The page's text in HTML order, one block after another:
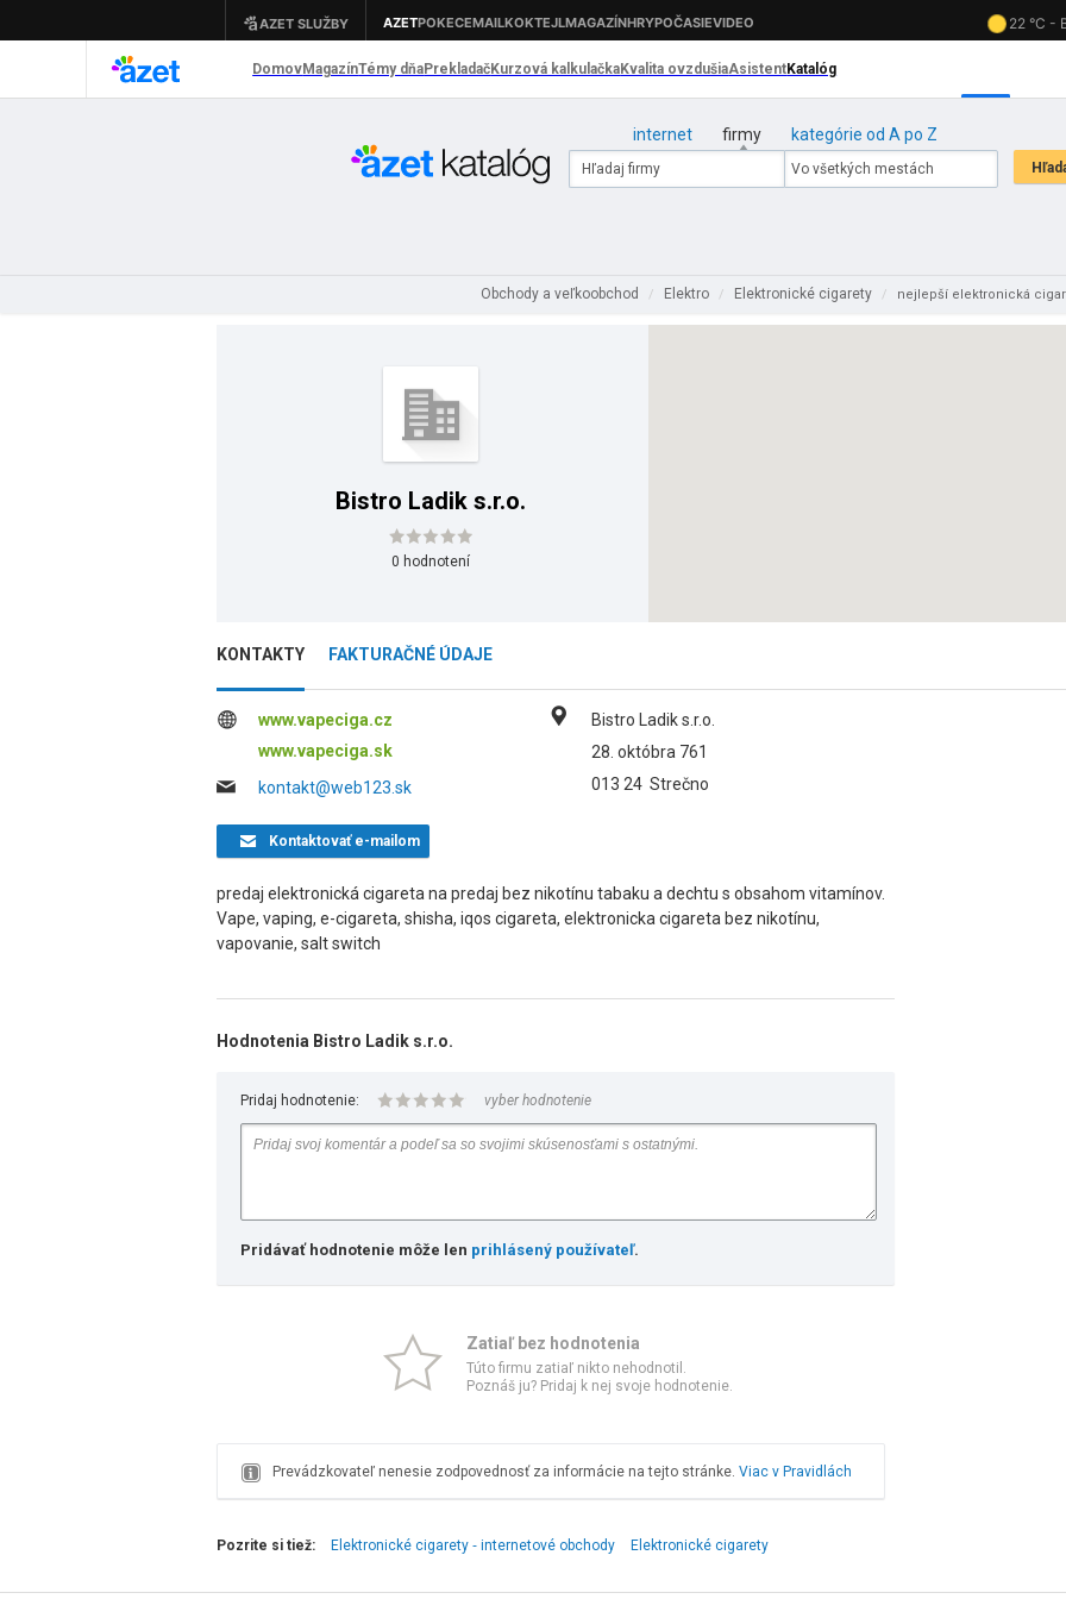
internet firmy kategórie od A po Z
Obchody a veľkoobchod / Elektro / Elektronické cigarety / nejlepší elektronická
Bistro Ladik s.r.o.
0 hodnotení
KONTAKTY FAKTURAČNÉ ÚDAJE
www.vapeciga.cz
www.vapeciga.sk
kontakt@web123.sk
Bistro Ladik s.r.o.
28. októbra 761
013 24 Strečno
Kontaktovaťe-mailom
predaj elektronická cigareta na predaj bez nikotínu tabaku a dechtu s obsahom vitamínov.
Vape, vaping, e-cigareta, shisha, iqos cigareta, elektronicka cigareta bez nikotínu,
vapovanie, salt switch
Hodnotenia Bistro Ladik s.r.o.
Pridaj hodnotenie: vyber hodnotenie
Pridávať hodnotenie môže len prihlásený používateľ.
Zatiaľ bez hodnotenia
Túto firmu zatiaľ nikto nehodnotil.
Poznáš ju? Pridaj k nej svoje hodnotenie.
Prevádzkovateľ nenesie zodpovednosť za informácie na tejto stránke. Viac v Pravidlách
Pozrite si tiež: Elektronické cigarety ‑ internetové obchody Elektronické cigarety